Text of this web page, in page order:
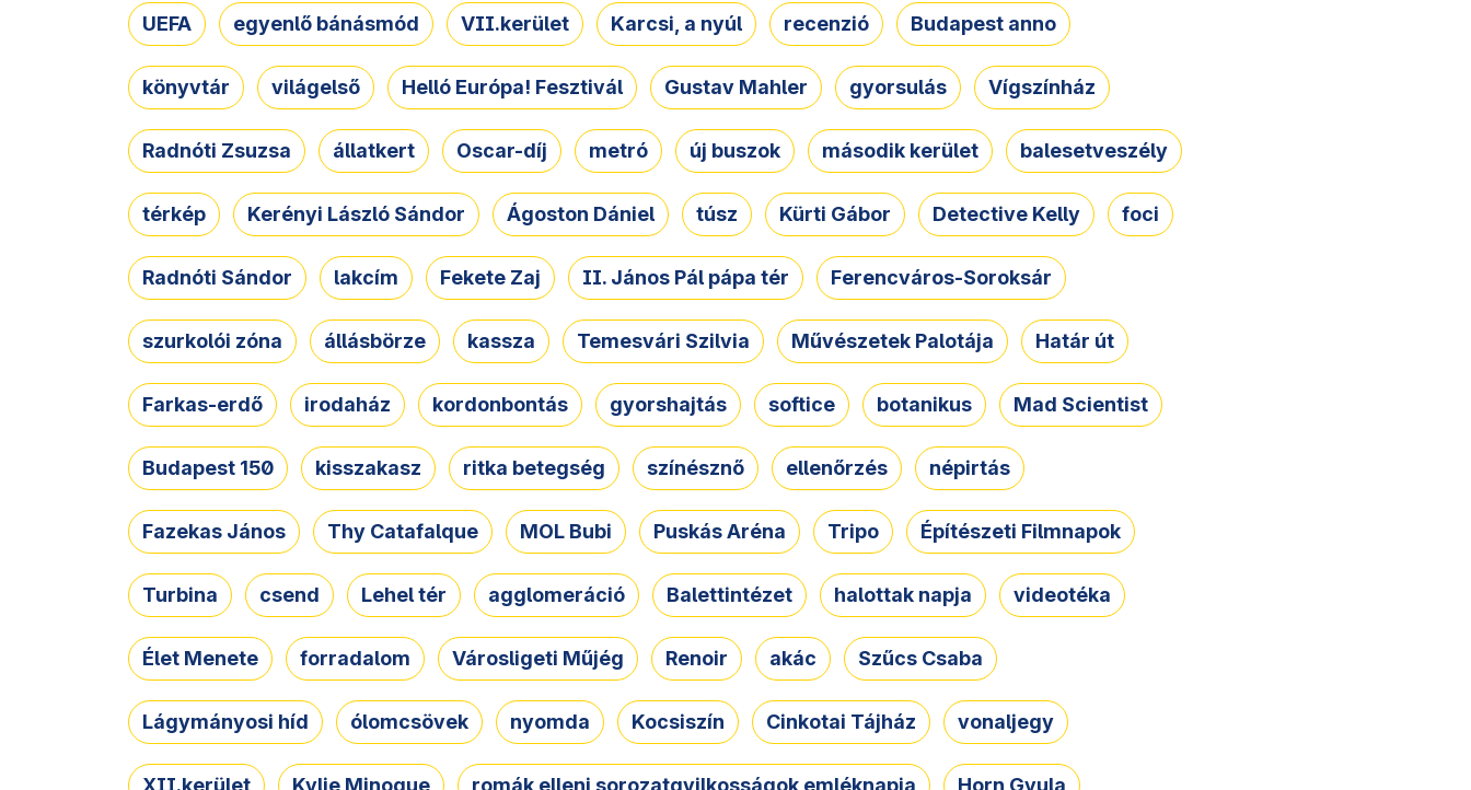
UEFA egyenlő bánásmód VII.kerület Karcsi, a nyúl recenzió Budapest anno
könyvtár világelső Helló Európa! Fesztivál Gustav Mahler gyorsulás Vígszínház
Radnóti Zsuzsa állatkert Oscar-díj metró új buszok második kerület balesetveszély
térkép Kerényi László Sándor Ágoston Dániel túsz Kürti Gábor Detective Kelly foci
Radnóti Sándor lakcím Fekete Zaj II. János Pál pápa tér Ferencváros-Soroksár
szurkolói zóna állásbörze kassza Temesvári Szilvia Művészetek Palotája Határ út
Farkas-erdő irodaház kordonbontás gyorshajtás softice botanikus Mad Scientist
Budapest 150 kisszakasz ritka betegség színésznő ellenőrzés népirtás
Fazekas János Thy Catafalque MOL Bubi Puskás Aréna Tripo Építészeti Filmnapok
Turbina csend Lehel tér agglomeráció Balettintézet halottak napja videotéka
Élet Menete forradalom Városligeti Műjég Renoir akác Szűcs Csaba
Lágymányosi híd ólomcsövek nyomda Kocsiszín Cinkotai Tájház vonaljegy
XII.kerület Kylie Minogue romák elleni sorozatgyilkosságok emléknapja Horn Gyula